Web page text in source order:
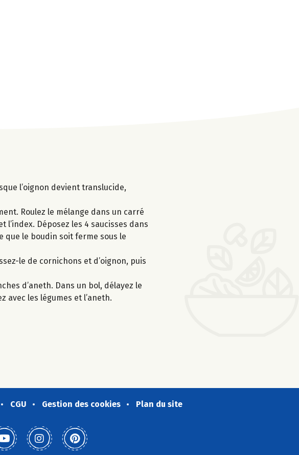
l’oignon devient translucide,
Roulez le mélange dans un carré
Déposez les 4 saucisses dans
que le boudin soit ferme sous le
le de cornichons et d’oignon, puis
d’aneth. Dans un bol, délayez le
avec les légumes et l’aneth.
CGU Gestion des cookies Plan du site